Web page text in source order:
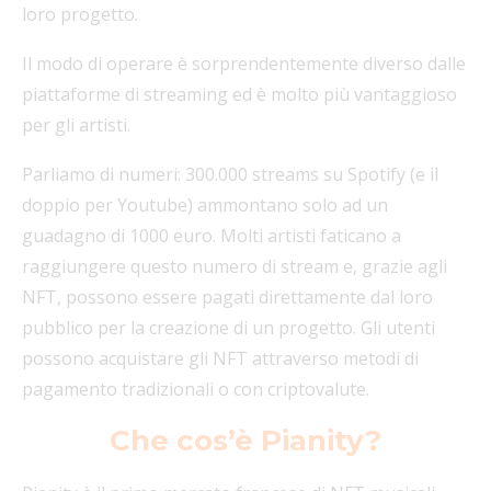
loro progetto.
Il modo di operare è sorprendentemente diverso dalle
piattaforme di streaming ed è molto più vantaggioso
per gli artisti.
Parliamo di numeri: 300.000 streams su Spotify (e il
doppio per Youtube) ammontano solo ad un
guadagno di 1000 euro. Molti artisti faticano a
raggiungere questo numero di stream e, grazie agli
NFT, possono essere pagati direttamente dal loro
pubblico per la creazione di un progetto. Gli utenti
possono acquistare gli NFT attraverso metodi di
pagamento tradizionali o con criptovalute.
Che cos’è Pianity?